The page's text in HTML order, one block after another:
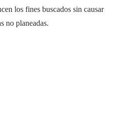
los fines buscados sin causar
no planeadas.